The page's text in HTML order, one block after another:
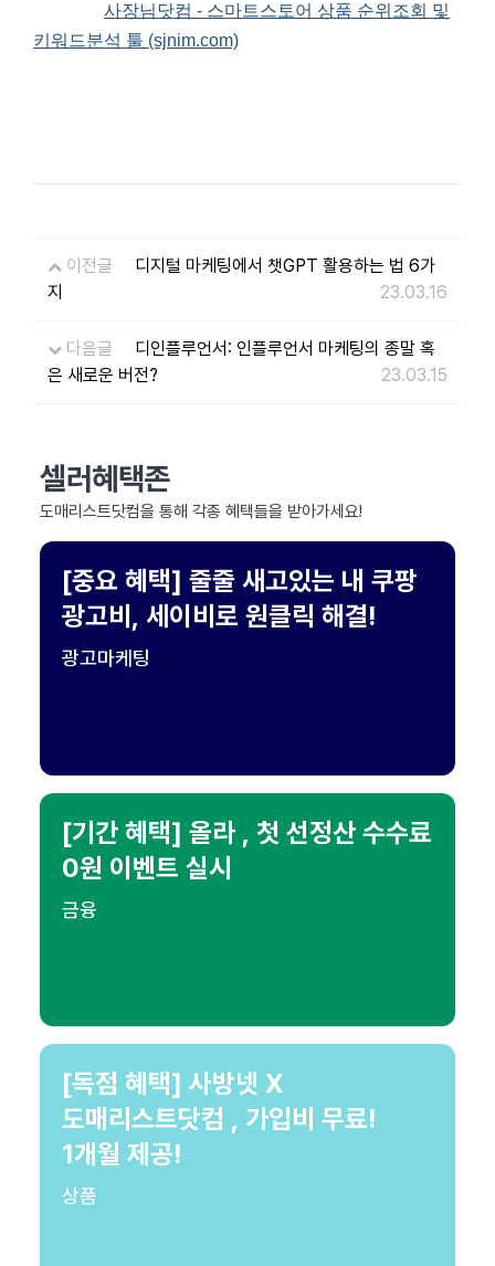
사장님닷컴 - 스마트스토어 상품 순위조회 및
키워드분석 툴 (sjnim.com)
이전글
디지털 마케팅에서 챗GPT 활용하는 법 6가
지
23.03.16
다음글
디인플루언서: 인플루언서 마케팅의 종말 혹
은 새로운 버전?
23.03.15
셀러혜택존
도매리스트닷컴을 통해 각종 혜택들을 받아가세요!
[중요 혜택] 줄줄 새고있는 내 쿠팡
광고비, 세이비로 원클릭 해결!
광고마케팅
[기간 혜택] 올라 , 첫 선정산 수수료
0원 이벤트 실시
금융
[독점 혜택] 사방넷 X
도매리스트닷컴 , 가입비 무료!
1개월 제공!
상품